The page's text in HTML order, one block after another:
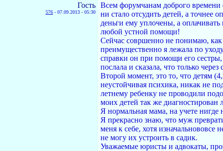
Гость
576 - 07.09.2013 - 05:30
Всем форумчанам доброго времени
ни стало отсудить детей, а точнее
деньги ему уплочены, а
любой устной помощи!
Сейчас совршенно не понимаю, как
преимущественно я лежала по
справки он при помощи его сестры,
послала и сказала, что только
Второй момент, это то, что детям
неустойчивая психика, никак не
летнему ребенку не проводили
моих детей так же диагностирован
Я нормальная мама, на учете
Я прекрасно знаю, что муж
меня к себе, хотя изначальнововсе
не могу их устроить в садик.
Уважаемые юристы и адвокаты,